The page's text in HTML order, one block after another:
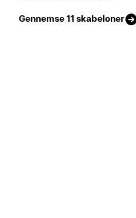
Gennemse 11 skabeloner